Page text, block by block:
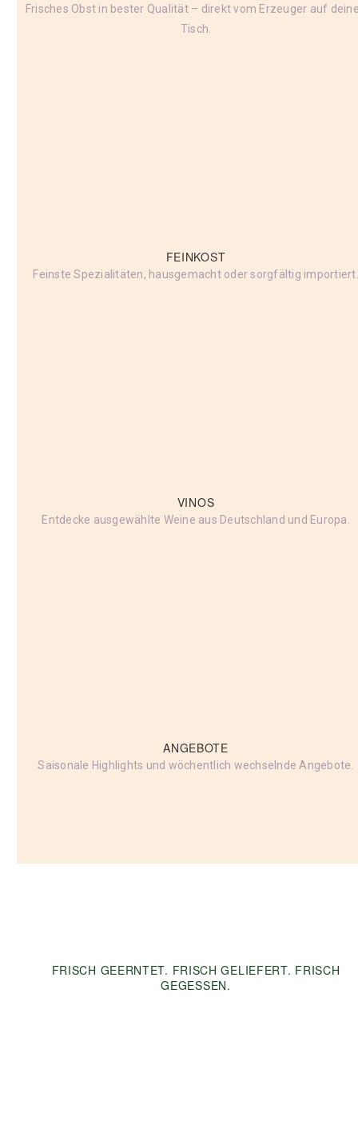
Frisches Obst in bester Qualität – direkt vom Erzeuger auf
Tisch.
FEINKOST
Feinste Spezialitäten, hausgemacht oder sorgfältig importiert.
VINOS
Entdecke ausgewählte Weine aus Deutschland und Europa.
ANGEBOTE
Saisonale Highlights und wöchentlich wechselnde Angebote.
FRISCH GEERNTET. FRISCH GELIEFERT. FRISCH
GEGESSEN.